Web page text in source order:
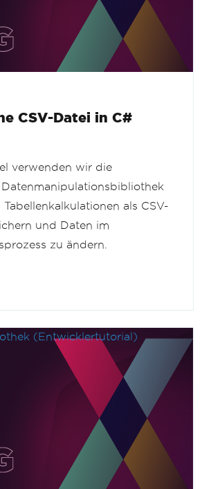
CSV-Datei in C#
verwenden wir die
als CSV-
und Daten im
zu ändern.